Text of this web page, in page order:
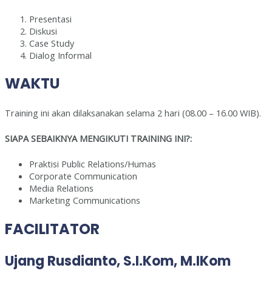
Presentasi
Diskusi
Case Study
Dialog Informal
WAKTU
Training ini akan dilaksanakan selama 2 hari (08.00 – 16.00 WIB).
SIAPA SEBAIKNYA MENGIKUTI TRAINING INI?:
Praktisi Public Relations/Humas
Corporate Communication
Media Relations
Marketing Communications
FACILITATOR
Ujang Rusdianto, S.I.Kom, M.IKom